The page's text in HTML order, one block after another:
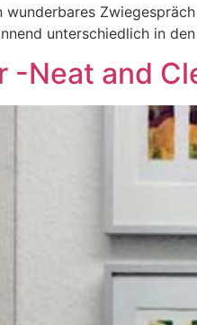
wunderbares
unterschiedlich in
-Neat and